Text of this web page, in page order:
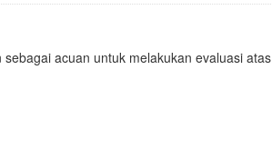
acuan untuk melakukan evaluasi atas